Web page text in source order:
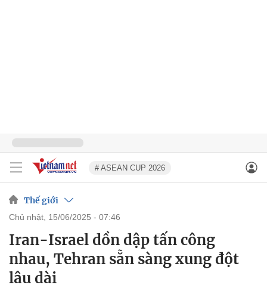
# ASEAN CUP 2026
Thế giới
chủ nhật, 15/06/2025 - 07:46
Iran-Israel dồn dập tấn công
nhau, Tehran sẵn sàng xung đột
lâu dài